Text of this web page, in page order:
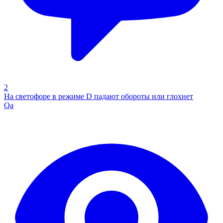
2
На светофоре в режиме D падают обороты или глохнет
Qa